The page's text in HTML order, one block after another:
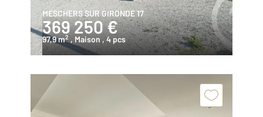
MESCHERS SUR GIRONDE 17
369 250 €
97,9 m2 , Maison, 4 pcs